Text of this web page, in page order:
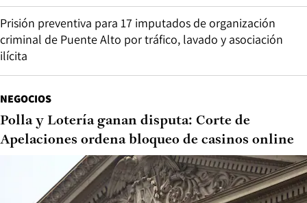
Prisión preventiva para 17 imputados de organización
criminal de Puente Alto por tráfico, lavado y asociación
ilícita
NEGOCIOS
Polla y Lotería ganan disputa: Corte de
Apelaciones ordena bloqueo de casinos online